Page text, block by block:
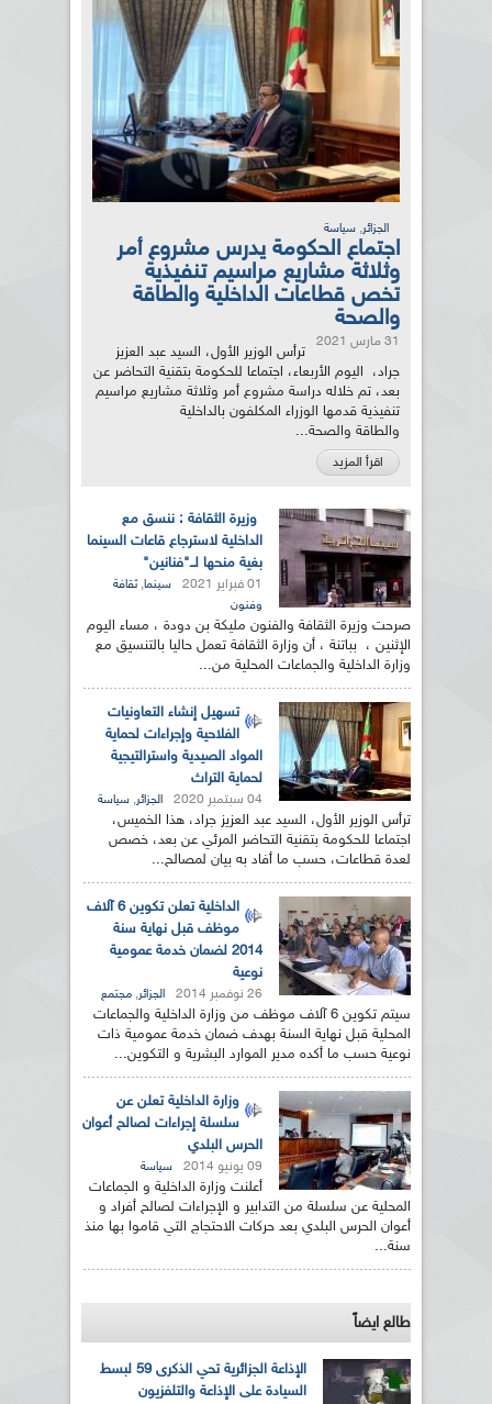
الجزائر, سياسة
اجتماع الحكومة يدرس مشروع أمر
وثلاثة مشاريع مراسيم تنفيذية
تخص قطاعات الداخلية والطاقة
والصحة
31 مارس 2021
ترأس الوزير الأول، السيد عبد العزيز
جراد، اليوم الأربعاء، اجتماعا للحكومة بتقنية التحاضر عن
بعد، تم خلاله دراسة مشروع أمر وثلاثة مشاريع مراسيم
تنفيذية قدمها الوزراء المكلفون بالداخلية
والطاقة والصحة...
اقرأ المزيد
وزيرة الثقافة : ننسق مع
الداخلية لاسترجاع قاعات السينما
بغية منحها لــ"فنانين"
01 فبراير 2021 سينما,ثقافة
وفنون
صرحت وزيرة الثقافة والفنون مليكة بن دودة ، مساء اليوم
الإثنين ، بباتنة ، أن وزارة الثقافة تعمل حاليا بالتنسيق مع
وزارة الداخلية والجماعات المحلية من...
تسهيل إنشاء التعاونيات
الفلاحية وإجراءات لحماية
المواد الصيدية واسترالتيجية
لحماية التراث
04 سبتمبر 2020 الجزائر, سياسة
ترأس الوزير الأول، السيد عبد العزيز جراد، هذا الخميس،
اجتماعا للحكومة بتقنية التحاضر المرئي عن بعد، خصص
لعدة قطاعات، حسب ما أفاد به بيان لمصالح...
الداخلية تعلن تكوين 6 آلاف
موظف قبل نهاية سنة
2014 لضمان خدمة عمومية
نوعية
26 نوفمبر 2014 الجزائر, مجتمع
سيتم تكوين 6 آلاف موظف من وزارة الداخلية والجماعات
المحلية قبل نهاية السنة بهدف ضمان خدمة عمومية ذات
نوعية حسب ما أكده مدير الموارد البشرية و التكوين...
وزارة الداخلية تعلن عن
سلسلة إجراءات لصالح أعوان
الحرس البلدي
09 يونيو 2014 سياسة
أعلنت وزارة الداخلية و الجماعات
المحلية عن سلسلة من التدابير و الإجراءات لصالح أفراد و
أعوان الحرس البلدي بعد حركات الاحتجاج التي قاموا بها منذ
سنة...
طالع ايضاً
الإذاعة الجزائرية تحي الذكرى 59 لبسط
السيادة على الإذاعة والتلفزيون